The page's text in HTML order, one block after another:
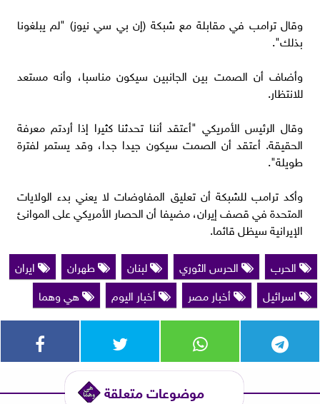
وقال ترامب في مقابلة ​مع شبكة (إن بي سي نيوز) "لم يبلغونا
بذلك".
وأضاف أن ​الصمت بين الجانبين سيكون مناسبا، وأنه مستعد
للانتظار.
وقال الرئيس الأمريكي "أعتقد ‌أننا ⁠تحدثنا كثيرا إذا أردتم معرفة
الحقيقة. أعتقد أن الصمت سيكون جيدا جدا، وقد يستمر لفترة
طويلة".
وأكد ترامب للشبكة أن تعليق المفاوضات لا يعني بدء ​الولايات
المتحدة ​في قصف ⁠إيران، مضيفا أن الحصار الأمريكي على الموانئ
الإيرانية سيظل قائما.
الحرب
الحرس الثوري لبنان طهران
ايران
اسرائيل
أخبار مصر أخبار اليوم هي وهما
موضوعات متعلقة